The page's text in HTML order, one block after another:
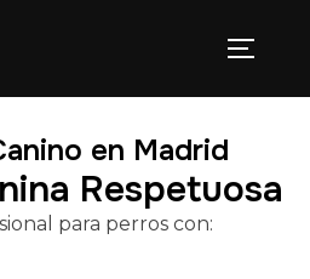
en Madrid
Respetuosa
para perros con: